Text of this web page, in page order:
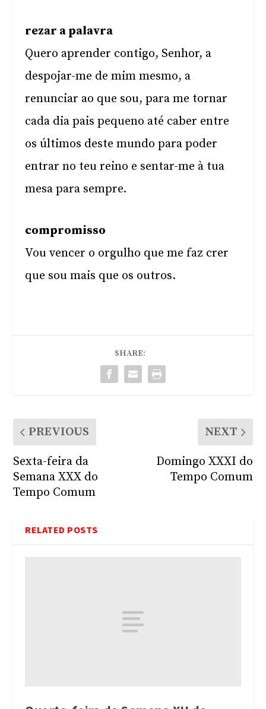
rezar a palavra
Quero aprender contigo, Senhor, a
despojar-me de mim mesmo, a
renunciar ao que sou, para me tornar
cada dia pais pequeno até caber entre
os últimos deste mundo para poder
entrar no teu reino e sentar-me à tua
mesa para sempre.
compromisso
Vou vencer o orgulho que me faz crer
que sou mais que os outros.
SHARE:
PREVIOUS
Sexta-feira da
Semana XXX do
Tempo Comum
NEXT
Domingo XXXI do
Tempo Comum
RELATED POSTS